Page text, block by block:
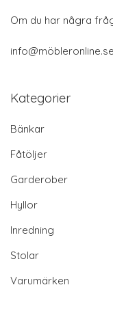
Om du har några
info@möbleronline.se
Kategorier
Bänkar
Fåtöljer
Garderober
Hyllor
Inredning
Stolar
Varumärken